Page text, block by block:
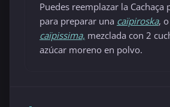
Puedes reemplazar la Cachaça
para preparar una caïpiroska,
caïpissima, mezclada con 2
azúcar moreno en polvo.